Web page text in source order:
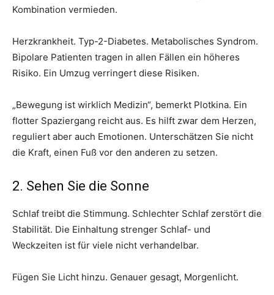
Kombination vermieden.
Herzkrankheit. Typ-2-Diabetes. Metabolisches Syndrom.
Bipolare Patienten tragen in allen Fällen ein höheres
Risiko. Ein Umzug verringert diese Risiken.
„Bewegung ist wirklich Medizin“, bemerkt Plotkina. Ein
flotter Spaziergang reicht aus. Es hilft zwar dem Herzen,
reguliert aber auch Emotionen. Unterschätzen Sie nicht
die Kraft, einen Fuß vor den anderen zu setzen.
2. Sehen Sie die Sonne
Schlaf treibt die Stimmung. Schlechter Schlaf zerstört die
Stabilität. Die Einhaltung strenger Schlaf- und
Weckzeiten ist für viele nicht verhandelbar.
Fügen Sie Licht hinzu. Genauer gesagt, Morgenlicht.